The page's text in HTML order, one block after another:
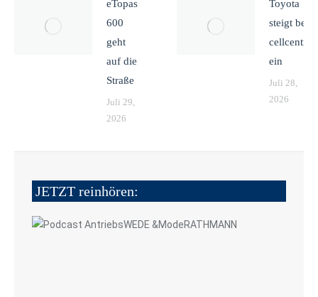
eTopas
600
geht
auf die
Straße
Juli 29,
2026
Toyota
steigt bei
cellcentric
ein
Juli 28,
2026
JETZT reinhören: